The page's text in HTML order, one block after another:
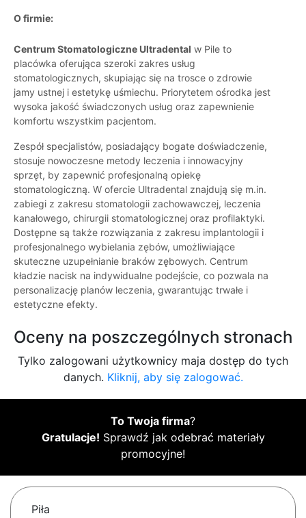
O firmie:
Centrum Stomatologiczne Ultradental w Pile to
placówka oferująca szeroki zakres usług
stomatologicznych, skupiając się na trosce o zdrowie
jamy ustnej i estetykę uśmiechu. Priorytetem ośrodka jest
wysoka jakość świadczonych usług oraz zapewnienie
komfortu wszystkim pacjentom.
Zespół specjalistów, posiadający bogate doświadczenie,
stosuje nowoczesne metody leczenia i innowacyjny
sprzęt, by zapewnić profesjonalną opiekę
stomatologiczną. W ofercie Ultradental znajdują się m.in.
zabiegi z zakresu stomatologii zachowawczej, leczenia
kanałowego, chirurgii stomatologicznej oraz profilaktyki.
Dostępne są także rozwiązania z zakresu implantologii i
profesjonalnego wybielania zębów, umożliwiające
skuteczne uzupełnianie braków zębowych. Centrum
kładzie nacisk na indywidualne podejście, co pozwala na
personalizację planów leczenia, gwarantując trwałe i
estetyczne efekty.
Oceny na poszczególnych stronach
Tylko zalogowani użytkownicy maja dostęp do tych
danych. Kliknij, aby się zalogować.
To Twoja firma?
Gratulacje! Sprawdź jak odebrać materiały
promocyjne!
Piła